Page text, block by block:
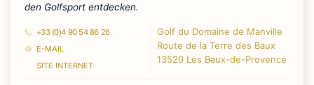
den Golfsport entdecken.
+33 (0)4 90 54 86 26
E-MAIL
SITE INTERNET
Golf du Domaine de Manville
Route de la Terre des Baux
13520 Les Baux-de-Provence